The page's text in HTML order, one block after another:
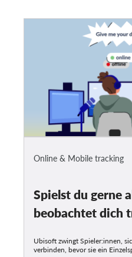
Online & Mobile tracking
Spielst du gerne
beobachtet dich
Ubisoft zwingt Spieler:innen,
verbinden, bevor sie ein